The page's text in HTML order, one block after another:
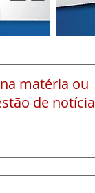
matéria ou
de notícia